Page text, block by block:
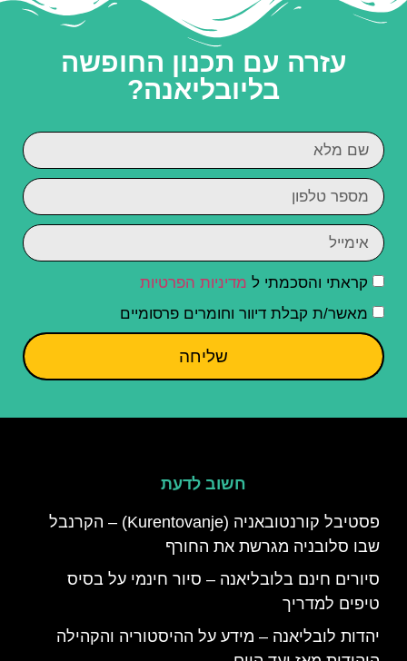
עזרה עם תכנון החופשה
בליובליאנה?
קראתי והסכמתי ל מדיניות הפרטיות
מאשר/ת קבלת דיוור וחומרים פרסומיים
שליחה
חשוב לדעת
פסטיבל קורנטובאניה (Kurentovanje) – הקרנבל
שבו סלובניה מגרשת את החורף
סיורים חינם בלובליאנה – סיור חינמי על בסיס
טיפים למדריך
יהדות לובליאנה – מידע על ההיסטוריה והקהילה